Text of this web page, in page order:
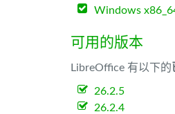
Windows
可用的版本
LibreOffice 有以下的
26.2.5
26.2.4